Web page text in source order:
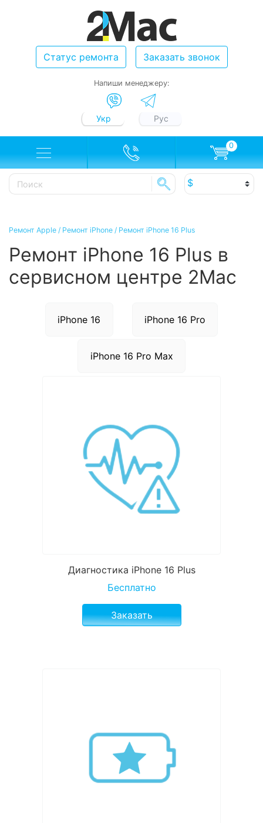
Статус ремонта Заказать звонок
Напиши менеджеру:
Укр Рус
0
Ремонт Apple / Ремонт iPhone / Ремонт iPhone 16 Plus
Ремонт iPhone 16 Plus в
сервисном центре 2Mac
iPhone 16 iPhone 16 Pro
iPhone 16 Pro Max
Диагностика iPhone 16 Plus
Бесплатно
Заказать